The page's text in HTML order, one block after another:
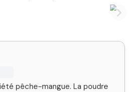
pêche-mangue. La poudre